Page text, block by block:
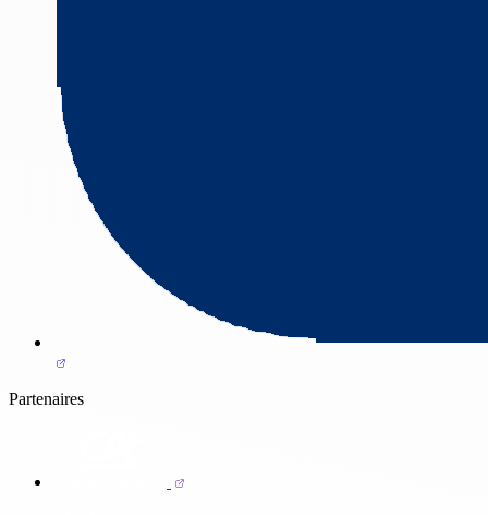
Partenaires